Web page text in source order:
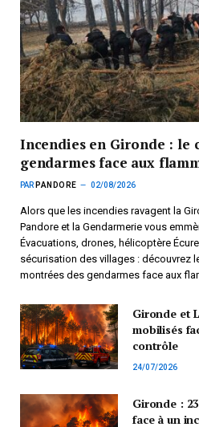
Incendies en Gironde : le
gendarmes face aux
PAR PANDORE 02/08/2026
Alors que les incendies ravagent la
Pandore et la Gendarmerie vous
Évacuations, drones, hélicoptère
sécurisation des villages : découvrez
montrées des gendarmes face aux
Gironde et
mobilisés
contrôle
24/07/2026
Gironde :
face à un